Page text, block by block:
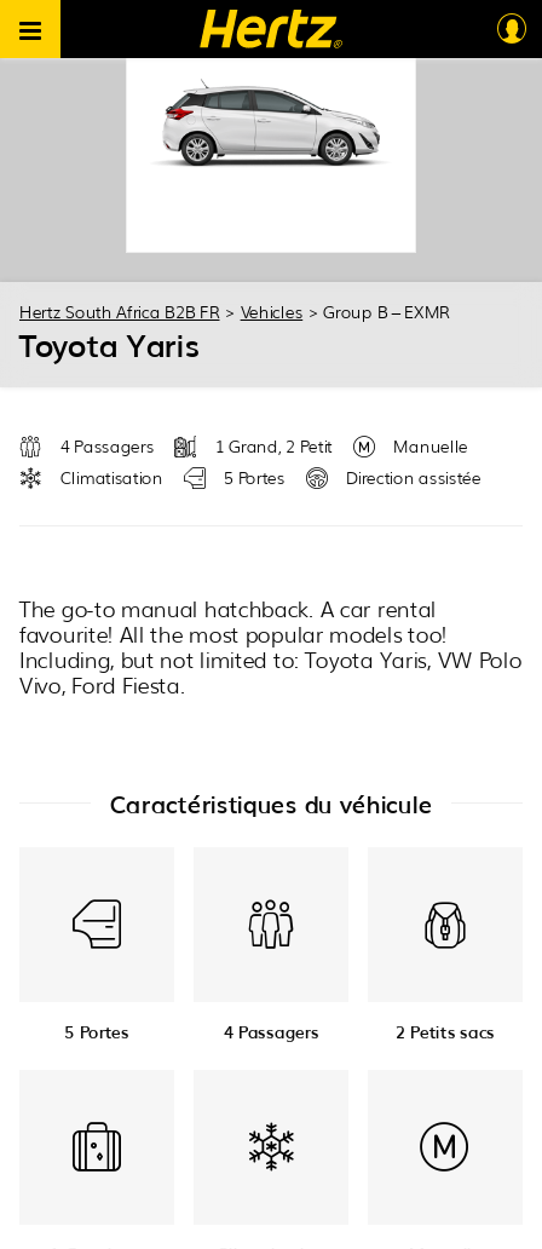
Hertz South Africa B2B FR > Vehicles > Group B – EXMR
Toyota Yaris
4 Passagers 1 Grand, 2 Petit
Manuelle
Climatisation
5 Portes Direction assistée
The go-to manual hatchback. A car rental
favourite! All the most popular models too!
Including, but not limited to: Toyota Yaris, VW Polo
Vivo, Ford Fiesta.
Caractéristiques du véhicule
5 Portes 4 Passagers 2 Petits sacs